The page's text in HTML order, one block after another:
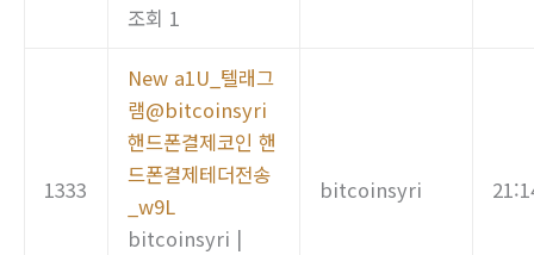
조회 1
1333
New a1U_텔래그
램@bitcoinsyri
핸드폰결제코인 핸
드폰결제테더전송
_w9L
bitcoinsyri |
bitcoinsyri